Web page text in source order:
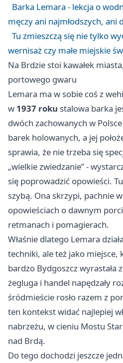
Barka Lemara - lekcja o
męczy ani najmłodszych, ani
Tu zmieszczą się nie tylko
wernisaż czy małe miejskie
Na Brdzie stoi kawałek
portowego gwaru
Lemara ma w sobie coś z
w 1937 roku stalowa barka
dwóch zachowanych w
barek holowanych, a jej
sprawia, że nie trzeba się
„wielkie zwiedzanie” -
się poprowadzić opowieści.
szybą. Ona skrzypi, pachnie
opowieściach o dawnym
retmanach i pomagierach.
Właśnie dlatego Lemara
techniki, ale też jako
bardzo Bydgoszcz wyrastała
żegluga i handel napędzały
śródmieście rosło razem z
ten kontekst widać najlepiej
nabrzeżu, w cieniu Mostu
nad Brdą.
Do tego dochodzi jeszcze